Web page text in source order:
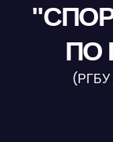
ПО